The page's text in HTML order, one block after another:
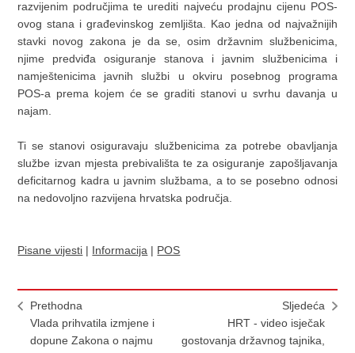
razvijenim područjima te urediti najveću prodajnu cijenu POS-
ovog stana i građevinskog zemljišta. Kao jedna od najvažnijih
stavki novog zakona je da se, osim državnim službenicima,
njime predviđa osiguranje stanova i javnim službenicima i
namještenicima javnih službi u okviru posebnog programa
POS-a prema kojem će se graditi stanovi u svrhu davanja u
najam.
Ti se stanovi osiguravaju službenicima za potrebe obavljanja
službe izvan mjesta prebivališta te za osiguranje zapošljavanja
deficitarnog kadra u javnim službama, a to se posebno odnosi
na nedovoljno razvijena hrvatska područja.
Pisane vijesti | Informacija | POS
Prethodna
Vlada prihvatila izmjene i
dopune Zakona o najmu
Sljedeća
HRT - video isječak
gostovanja državnog tajnika,